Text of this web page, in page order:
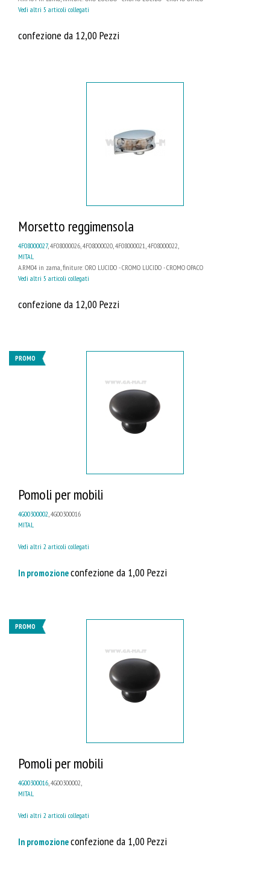
Vedi altri 5 articoli collegati
confezione da 12,00 Pezzi
Morsetto reggimensola
4F08000027, 4F08000026, 4F08000020, 4F08000021, 4F08000022,
MITAL
A.RM04 in zama, finiture: ORO LUCIDO - CROMO LUCIDO - CROMO OPACO
Vedi altri 5 articoli collegati
confezione da 12,00 Pezzi
PROMO
Pomoli per mobili
4G00300002, 4G00300016
MITAL
Vedi altri 2 articoli collegati
In promozioneconfezione da 1,00 Pezzi
PROMO
Pomoli per mobili
4G00300016 , 4G00300002,
MITAL
Vedi altri 2 articoli collegati
In promozioneconfezione da 1,00 Pezzi